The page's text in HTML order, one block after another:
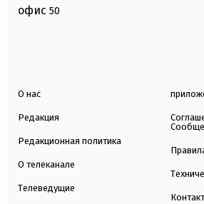
офис 50
О нас
Редакция
Редакционная политика
О телеканале
Телеведущие